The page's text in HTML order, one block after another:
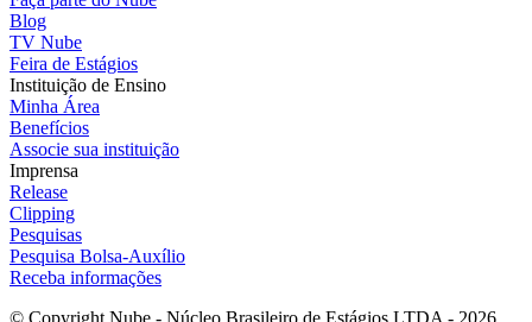
Blog
TV Nube
Feira de Estágios
Instituição de Ensino
Minha Área
Benefícios
Associe sua instituição
Imprensa
Release
Clipping
Pesquisas
Pesquisa Bolsa-Auxílio
Receba informações
© Copyright Nube - Núcleo Brasileiro de Estágios LTDA - 2026.